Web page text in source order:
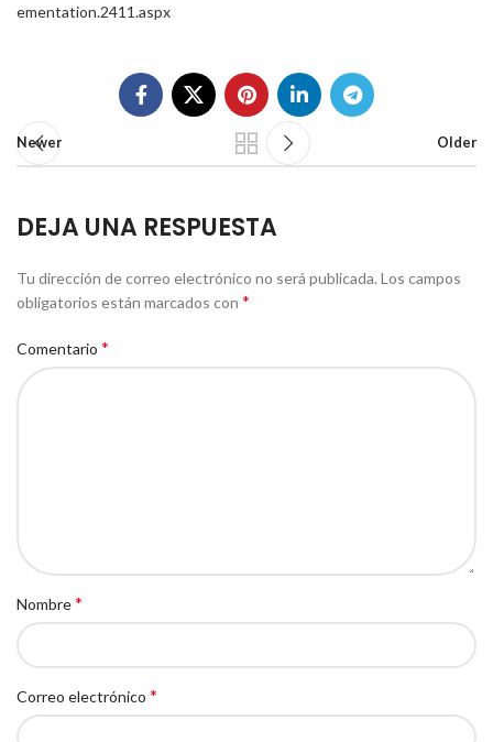
ementation.2411.aspx
Newer Older
DEJA UNA RESPUESTA
Tu dirección de correo electrónico no será publicada. Los campos
obligatorios están marcados con *
Comentario *
Nombre*
Correo electrónico *